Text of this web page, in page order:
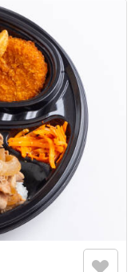
「鶏の照り焼き」)
込んでいて食べや
バランスが良いで
ります。また頼み